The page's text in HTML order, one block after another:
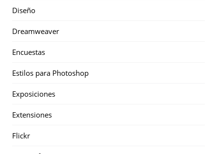
Diseño
Dreamweaver
Encuestas
Estilos para Photoshop
Exposiciones
Extensiones
Flickr